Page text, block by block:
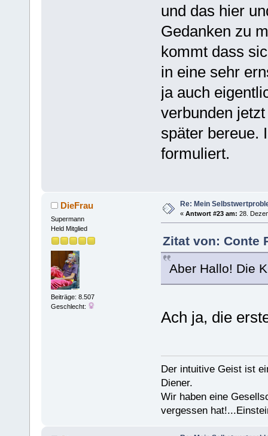
und das hier
Gedanken zu
kommt dass
in eine sehr
ja auch
verbunden
später bereue.
formuliert.
DieFrau
Supermann
Held Mitglied
Beiträge: 8.507
Geschlecht:
Re: Mein
« Antwort #23 am: 28.
Zitat von: Conte
Aber Hallo! Die
Ach ja, die
Der intuitive Geist ist
Diener.
Wir haben eine
vergessen